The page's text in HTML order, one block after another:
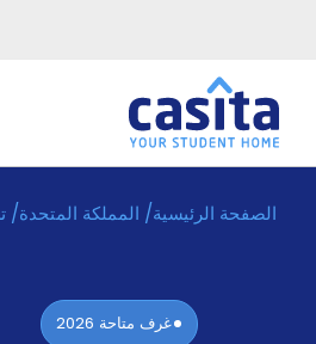
الرئيسية عربي GBP الصفحة الرئيسية/ المملكة المتحدة/
غرف متاحة 2026